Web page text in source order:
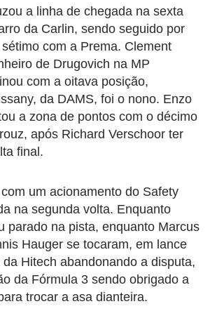
a linha de chegada na sexta
da Carlin, sendo seguido por
com a Prema. Clement
de Drugovich na MP
com a oitava posição,
da DAMS, foi o nono. Enzo
a zona de pontos com o décimo
após Richard Verschoor ter
final.
um acionamento do Safety
na segunda volta. Enquanto
parado na pista, enquanto Marcus
Hauger se tocaram, em lance
Hitech abandonando a disputa,
da Fórmula 3 sendo obrigado a
trocar a asa dianteira.